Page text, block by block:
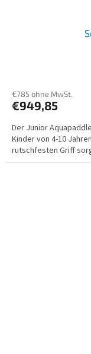
€785 ohne MwSt.
€949,85
Der Junior
Kinder von 4-10
rutschfesten Griff